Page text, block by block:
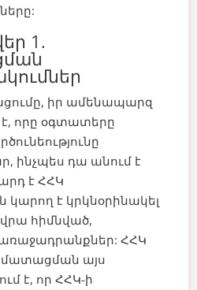
1.
իր ամենապարզ
որը օգտատերը
ինչպես դա անում է
է ՀՀԿ
կարող է կրկնօրինակել
հիմնված,
ՀՀԿ
այս
է, որ ՀՀԿ-ի